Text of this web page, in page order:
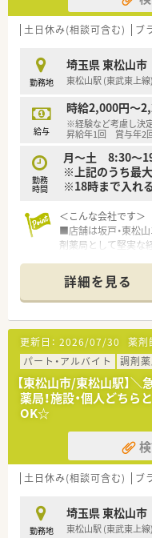
■医院・薬局の開業
り組んでいます。
実。
<こんな方におススメ>
★在宅経験をしっかり
★17：00までのパー
★現職があるうえで
土日休み(相談可含む) ブ
勤務地
埼玉県 東松山市
東松山駅 (東武東上線)
給与
時給2,000円～
※経験など考慮し決
昇給年1回 賞与年2
勤務
時間
月～土 8:30～19
※上記のうち最
※18時まで入れ
＜こんな会社です＞
■店舗は坂戸・東松
剤薬局として堅実な
50代以上のベテラ
ご活躍されています。
＜こんな薬局です＞
■東松山駅から車で
便利なエリアです。
■近くに店舗がある
展開です。
■幅広い年齢層の薬
時間制限のある方
詳細を見る
更新日： 2026/07/30 薬剤
パート・アルバイト
調剤
【東松山市/東松山駅】
薬局！施設・個人どち
OK☆
土日休み(相談可含む) ブ
勤務地
埼玉県 東松山市
東松山駅 (東武東上線)